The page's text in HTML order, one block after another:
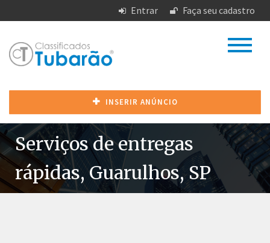
Entrar Faça seu cadastro
INSERIR ANÚNCIO
Serviços de entregas
rápidas, Guarulhos, SP